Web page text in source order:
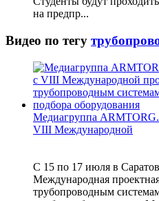
на предпр...
Видео по тегу
Медиагруппа
VIII Международной
С 15 по 17 июля в
Международная
трубопроводным